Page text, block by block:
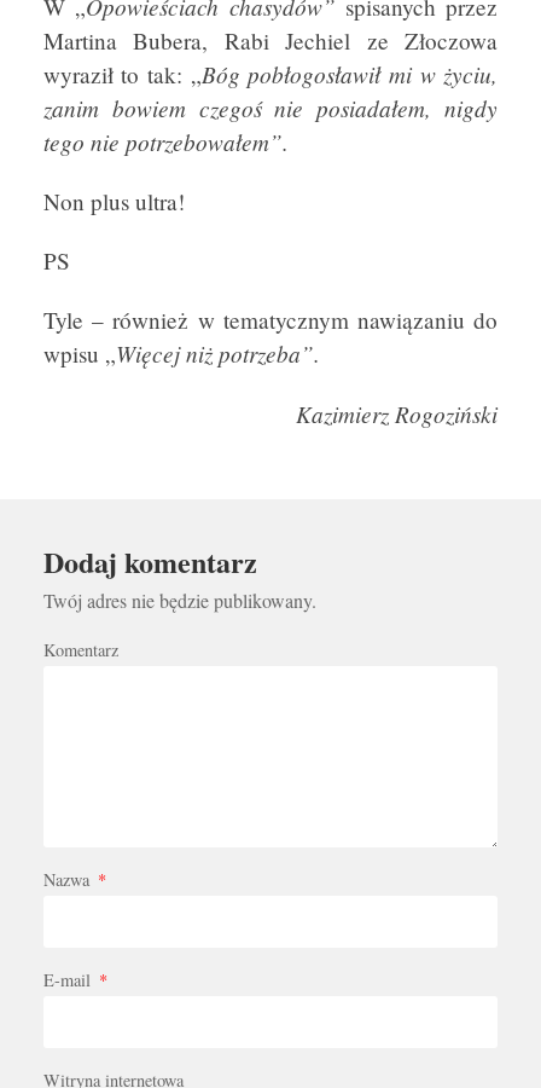
W „
spisanych przez
Martina Bubera, Rabi Jechiel ze Złoczowa
wyraził to tak: „Bóg pobłogosławił mi w życiu,
zanim bowiem czegoś nie posiadałem, nigdy
tego nie potrzebowałem”.
Non plus ultra!
PS
Tyle – również w tematycznym nawiązaniu do
wpisu „Więcej niż potrzeba”.
Kazimierz Rogoziński
Dodaj komentarz
Twój adres nie będzie publikowany.
Komentarz
Nazwa *
E-mail *
Witryna internetowa